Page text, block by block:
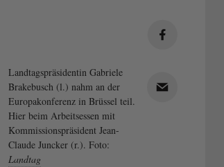
Landtagspräsidentin Gabriele
Brakebusch (l.) nahm an der
Europakonferenz in Brüssel teil.
Hier beim Arbeitsessen mit
Kommissionspräsident Jean-
Claude Juncker (r.). Foto:
Landtag